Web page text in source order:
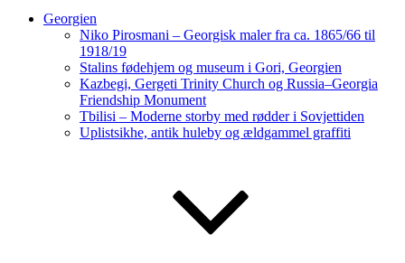
Georgien
Niko Pirosmani – Georgisk maler fra ca. 1865/66 til
1918/19
Stalins fødehjem og museum i Gori, Georgien
Kazbegi, Gergeti Trinity Church og Russia–Georgia
Friendship Monument
Tbilisi – Moderne storby med rødder i Sovjettiden
Uplistsikhe, antik huleby og ældgammel graffiti